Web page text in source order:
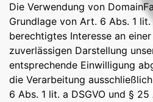
Die Verwendung von
Grundlage von Art. 6 Abs. 1 lit.
berechtigtes Interesse an
zuverlässigen Darstellung
entsprechende Einwilligung
die Verarbeitung
6 Abs. 1 lit. a DSGVO und §